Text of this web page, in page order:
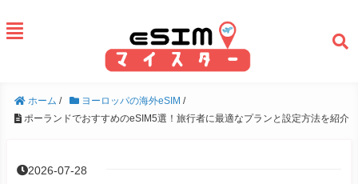
ホーム / ヨーロッパの海外eSIM /
ポーランドでおすすめのeSIM5選！旅行者に最適なプランと設定方法を紹介
2026-07-28